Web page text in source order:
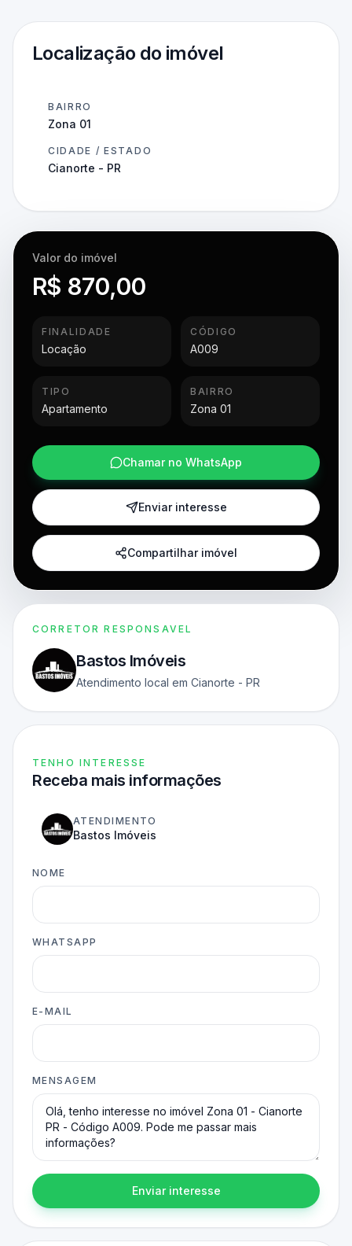
Localização do imóvel
BAIRRO
Zona 01
CIDADE / ESTADO
Cianorte - PR
Valor do imóvel
R$ 870,00
FINALIDADE
Locação
CÓDIGO
A009
TIPO
Apartamento
BAIRRO
Zona 01
Chamar no WhatsApp
Enviar interesse
Compartilhar imóvel
CORRETOR RESPONSAVEL
Bastos Imóveis
Atendimento local em Cianorte - PR
TENHO INTERESSE
Receba mais informações
ATENDIMENTO
Bastos Imóveis
NOME
WHATSAPP
E-MAIL
MENSAGEM
Enviar interesse